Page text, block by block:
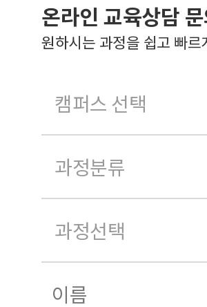
온라인 교육상담
원하시는 과정을 쉽고 빠